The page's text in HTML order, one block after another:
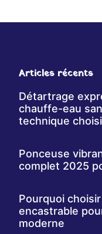
Articles récents
Détartrage
chauffe-eau
technique
Ponceuse
complet 2025
Pourquoi
encastrable
moderne